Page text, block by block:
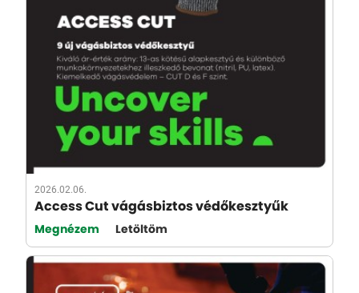
2026.02.06.
Access Cut vágásbiztos védőkesztyűk
Megnézem Letöltöm